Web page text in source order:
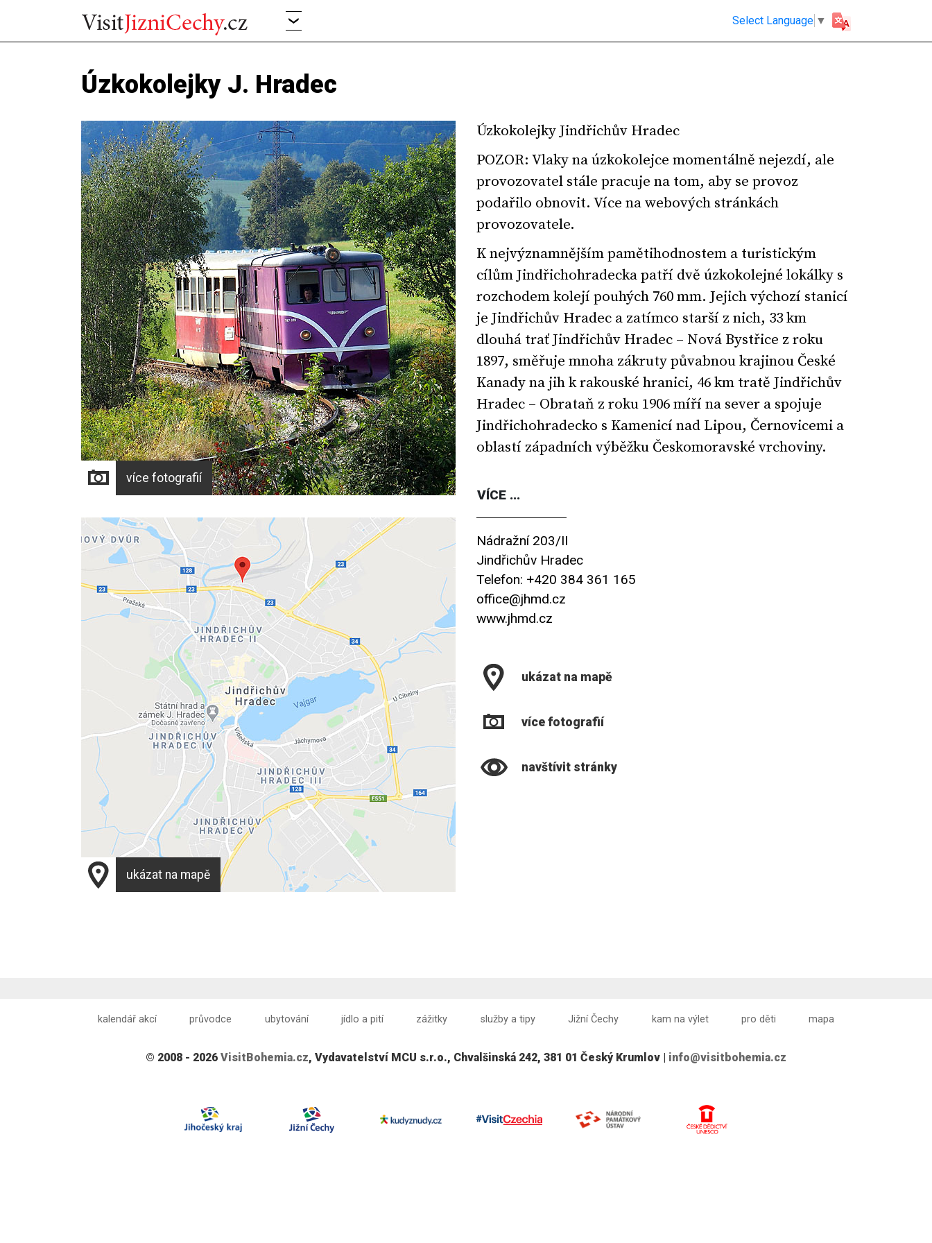
Select Language ▼
Úzkokolejky J. Hradec
více fotografií
Úzkokolejky Jindřichův Hradec
POZOR: Vlaky na úzkokolejce momentálně nejezdí, ale
provozovatel stále pracuje na tom, aby se provoz
podařilo obnovit. Více na webových stránkách
provozovatele.
K nejvýznamnějším pamětihodnostem a turistickým
cílům Jindřichohradecka patří dvě úzkokolejné lokálky s
rozchodem kolejí pouhých 760 mm. Jejich výchozí stanicí
je Jindřichův Hradec a zatímco starší z nich, 33 km
dlouhá trať Jindřichův Hradec – Nová Bystřice z roku
1897, směřuje mnoha zákruty půvabnou krajinou České
Kanady na jih k rakouské hranici, 46 km tratě Jindřichův
Hradec – Obrataň z roku 1906 míří na sever a spojuje
Jindřichohradecko s Kamenicí nad Lipou, Černovicemi a
oblastí západních výběžku Českomoravské vrchoviny.
VÍCE ...
ukázat na mapě
Nádražní 203/II
Jindřichův Hradec
Telefon: +420 384 361 165
office@jhmd.cz
www.jhmd.cz
ukázat na mapě
více fotografií
navštívit stránky
kalendář akcí průvodce ubytování jídlo a pití zážitky služby a tipy Jižní Čechy kam na výlet pro děti mapa
© 2008 - 2026 VisitBohemia.cz, Vydavatelství MCU s.r.o., Chvalšinská 242, 381 01 Český Krumlov | info@visitbohemia.cz